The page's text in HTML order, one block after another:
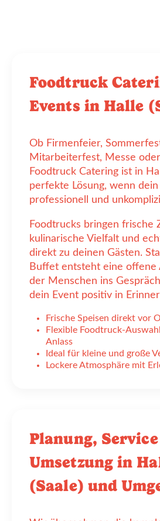
Foodtruck
Events in Halle
Ob Firmenfeier,
Mitarbeiterfest, Messe
Foodtruck Catering ist in
perfekte Lösung, wenn
professionell und
Foodtrucks bringen frische
kulinarische Vielfalt und
direkt zu deinen Gästen.
Buffet entsteht eine offene
der Menschen ins
dein Event positiv in
Frische Speisen direkt vor
Flexible Foodtruck-
Anlass
Ideal für kleine und große
Lockere Atmosphäre mit
Planung,
Umsetzung in
(Saale) und